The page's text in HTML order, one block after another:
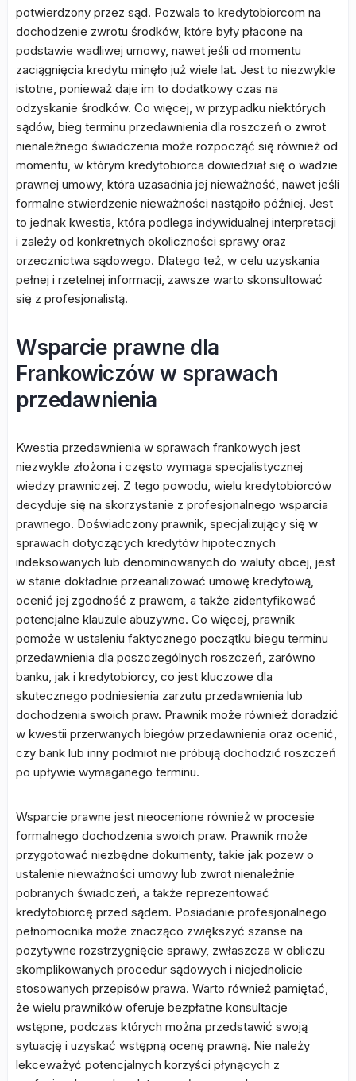
potwierdzony przez sąd. Pozwala to kredytobiorcom na
dochodzenie zwrotu środków, które były płacone na
podstawie wadliwej umowy, nawet jeśli od momentu
zaciągnięcia kredytu minęło już wiele lat. Jest to niezwykle
istotne, ponieważ daje im to dodatkowy czas na
odzyskanie środków. Co więcej, w przypadku niektórych
sądów, bieg terminu przedawnienia dla roszczeń o zwrot
nienależnego świadczenia może rozpocząć się również od
momentu, w którym kredytobiorca dowiedział się o wadzie
prawnej umowy, która uzasadnia jej nieważność, nawet jeśli
formalne stwierdzenie nieważności nastąpiło później. Jest
to jednak kwestia, która podlega indywidualnej interpretacji
i zależy od konkretnych okoliczności sprawy oraz
orzecznictwa sądowego. Dlatego też, w celu uzyskania
pełnej i rzetelnej informacji, zawsze warto skonsultować
się z profesjonalistą.
Wsparcie prawne dla
Frankowiczów w sprawach
przedawnienia
Kwestia przedawnienia w sprawach frankowych jest
niezwykle złożona i często wymaga specjalistycznej
wiedzy prawniczej. Z tego powodu, wielu kredytobiorców
decyduje się na skorzystanie z profesjonalnego wsparcia
prawnego. Doświadczony prawnik, specjalizujący się w
sprawach dotyczących kredytów hipotecznych
indeksowanych lub denominowanych do waluty obcej, jest
w stanie dokładnie przeanalizować umowę kredytową,
ocenić jej zgodność z prawem, a także zidentyfikować
potencjalne klauzule abuzywne. Co więcej, prawnik
pomoże w ustaleniu faktycznego początku biegu terminu
przedawnienia dla poszczególnych roszczeń, zarówno
banku, jak i kredytobiorcy, co jest kluczowe dla
skutecznego podniesienia zarzutu przedawnienia lub
dochodzenia swoich praw. Prawnik może również doradzić
w kwestii przerwanych biegów przedawnienia oraz ocenić,
czy bank lub inny podmiot nie próbują dochodzić roszczeń
po upływie wymaganego terminu.
Wsparcie prawne jest nieocenione również w procesie
formalnego dochodzenia swoich praw. Prawnik może
przygotować niezbędne dokumenty, takie jak pozew o
ustalenie nieważności umowy lub zwrot nienależnie
pobranych świadczeń, a także reprezentować
kredytobiorcę przed sądem. Posiadanie profesjonalnego
pełnomocnika może znacząco zwiększyć szanse na
pozytywne rozstrzygnięcie sprawy, zwłaszcza w obliczu
skomplikowanych procedur sądowych i niejednolicie
stosowanych przepisów prawa. Warto również pamiętać,
że wielu prawników oferuje bezpłatne konsultacje
wstępne, podczas których można przedstawić swoją
sytuację i uzyskać wstępną ocenę prawną. Nie należy
lekceważyć potencjalnych korzyści płynących z